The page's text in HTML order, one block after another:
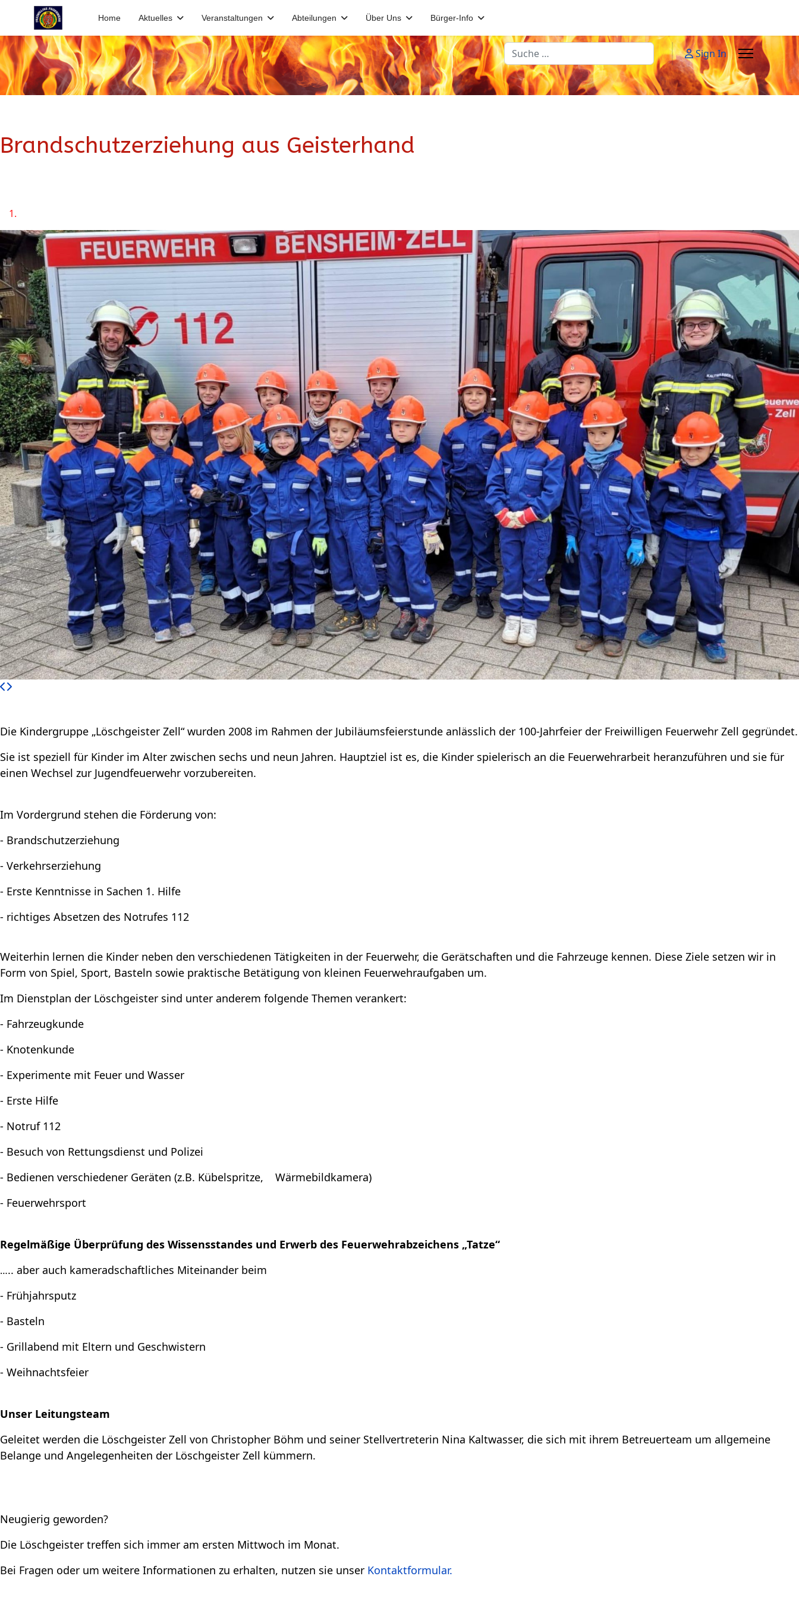
Home Aktuelles Veranstaltungen Abteilungen Über Uns Bürger-Info
Suchen Sign In
Brandschutzerziehung aus Geisterhand
Die Kindergruppe „Löschgeister Zell“ wurden 2008 im Rahmen der Jubiläumsfeierstunde anlässlich der 100-Jahrfeier der Freiwilligen Feuerwehr Zell gegründet.
Sie ist speziell für Kinder im Alter zwischen sechs und neun Jahren. Hauptziel ist es, die Kinder spielerisch an die Feuerwehrarbeit heranzuführen und sie für
einen Wechsel zur Jugendfeuerwehr vorzubereiten.
Im Vordergrund stehen die Förderung von:
- Brandschutzerziehung
- Verkehrserziehung
- Erste Kenntnisse in Sachen 1. Hilfe
- richtiges Absetzen des Notrufes 112
Weiterhin lernen die Kinder neben den verschiedenen Tätigkeiten in der Feuerwehr, die Gerätschaften und die Fahrzeuge kennen. Diese Ziele setzen wir in
Form von Spiel, Sport, Basteln sowie praktische Betätigung von kleinen Feuerwehraufgaben um.
Im Dienstplan der Löschgeister sind unter anderem folgende Themen verankert:
- Fahrzeugkunde
- Knotenkunde
- Experimente mit Feuer und Wasser
- Erste Hilfe
- Notruf 112
- Besuch von Rettungsdienst und Polizei
- Bedienen verschiedener Geräten (z.B. Kübelspritze, Wärmebildkamera)
- Feuerwehrsport
Regelmäßige Überprüfung des Wissensstandes und Erwerb des Feuerwehrabzeichens „Tatze“
….. aber auch kameradschaftliches Miteinander beim
- Frühjahrsputz
- Basteln
- Grillabend mit Eltern und Geschwistern
- Weihnachtsfeier
Unser Leitungsteam
Geleitet werden die Löschgeister Zell von Christopher Böhm und seiner Stellvertreterin Nina Kaltwasser, die sich mit ihrem Betreuerteam um allgemeine
Belange und Angelegenheiten der Löschgeister Zell kümmern.
Neugierig geworden?
Die Löschgeister treffen sich immer am ersten Mittwoch im Monat.
Bei Fragen oder um weitere Informationen zu erhalten, nutzen sie unser Kontaktformular.